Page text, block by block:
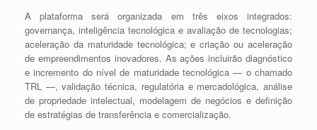
A plataforma será organizada em três eixos integrados:
governança, inteligência tecnológica e avaliação de tecnologias;
aceleração da maturidade tecnológica; e criação ou aceleração
de empreendimentos inovadores. As ações incluirão diagnóstico
e incremento do nível de maturidade tecnológica — o chamado
TRL —, validação técnica, regulatória e mercadológica, análise
de propriedade intelectual, modelagem de negócios e definição
de estratégias de transferência e comercialização.